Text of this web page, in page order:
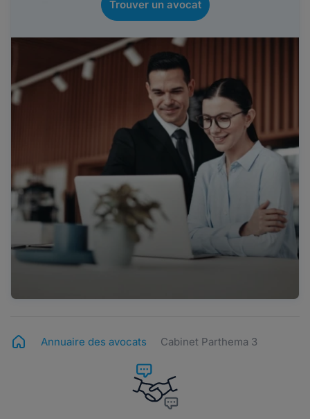
Trouver un avocat
Annuaire des avocats Cabinet Parthema 3